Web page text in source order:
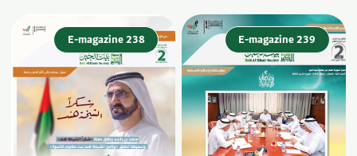
E-magazine 239
E-magazine 238